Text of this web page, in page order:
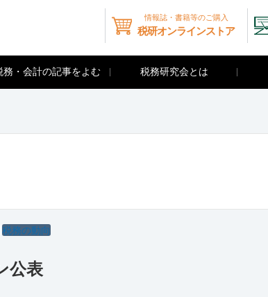
情報誌・書籍等のご購入
税研オンラインストア
務・会計の記事をよむ 税務研究会とは
税務の動向
公表